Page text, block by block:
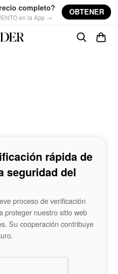
completo?
en la App →
OBTENER
rápida de
seguridad del
proceso de verificación
proteger nuestro sitio web
Su cooperación contribuye